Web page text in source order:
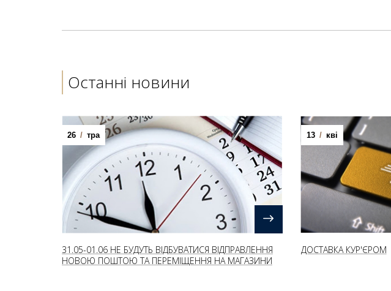
Останні новини
26 / тра
31.05-01.06 НЕ БУДУТЬ ВІДБУВАТИСЯ ВІДПРАВЛЕННЯ
НОВОЮ ПОШТОЮ ТА ПЕРЕМІЩЕННЯ НА МАГАЗИНИ
13 / кві
ДОСТАВКА КУР'ЄРОМ